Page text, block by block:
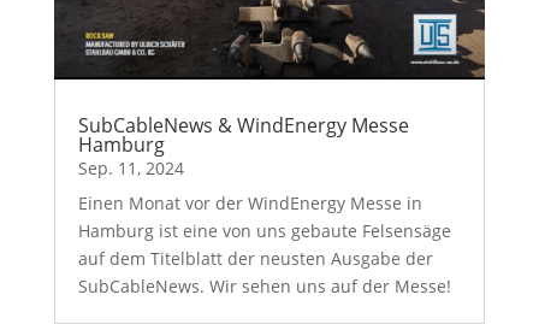
SubCableNews & WindEnergy Messe
Hamburg
Sep. 11, 2024
Einen Monat vor der WindEnergy Messe in
Hamburg ist eine von uns gebaute Felsensäge
auf dem Titelblatt der neusten Ausgabe der
SubCableNews. Wir sehen uns auf der Messe!